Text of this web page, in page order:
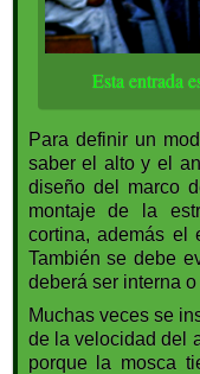
Esta entrada
Para definir un
saber el alto y el
diseño del marco
montaje de la
cortina, además el
También se debe
deberá ser interna o
Muchas veces se
de la velocidad del
porque la mosca